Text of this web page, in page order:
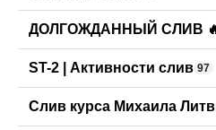
ДОЛГОЖДАННЫЙ СЛИВ
ST-2 | Активности слив 97
Слив курса Михаила